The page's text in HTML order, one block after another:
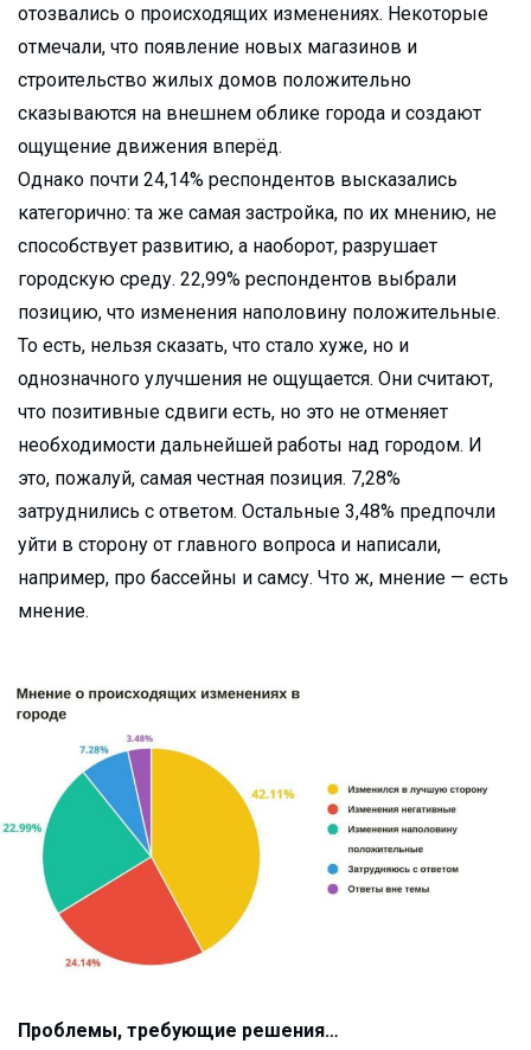
отозвались о происходящих изменениях. Некоторые
отмечали, что появление новых магазинов и
строительство жилых домов положительно
сказываются на внешнем облике города и создают
ощущение движения вперёд.
Однако почти 24,14% респондентов высказались
категорично: та же самая застройка, по их мнению, не
способствует развитию, а наоборот, разрушает
городскую среду. 22,99% респондентов выбрали
позицию, что изменения наполовину положительные.
То есть, нельзя сказать, что стало хуже, но и
однозначного улучшения не ощущается. Они считают,
что позитивные сдвиги есть, но это не отменяет
необходимости дальнейшей работы над городом. И
это, пожалуй, самая честная позиция. 7,28%
затруднились с ответом. Остальные 3,48% предпочли
уйти в сторону от главного вопроса и написали,
например, про бассейны и самсу. Что ж, мнение — есть
мнение.
Проблемы, требующие решения…